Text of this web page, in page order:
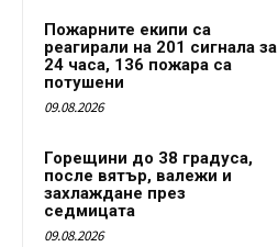
Пожарните екипи са
реагирали на 201 сигнала за
24 часа, 136 пожара са
потушени
09.08.2026
Горещини до 38 градуса,
после вятър, валежи и
захлаждане през
седмицата
09.08.2026